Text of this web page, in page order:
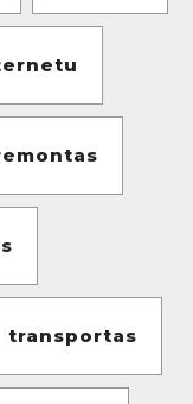
transportas